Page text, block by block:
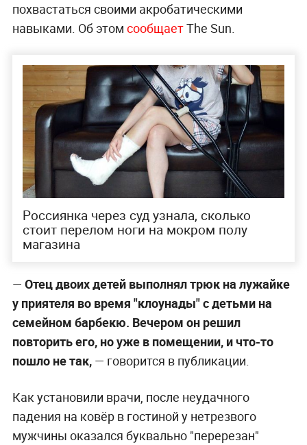
похвастаться своими акробатическими
навыками. Об этом сообщаетThe Sun.
Россиянка через суд узнала, сколько
стоит перелом ноги на мокром полу
магазина
— Отец двоих детей выполнял трюк на лужайке
у приятеля во время "клоунады" с детьми на
семейном барбекю. Вечером он решил
повторить его, но уже в помещении, и что-то
пошло не так,— говорится в публикации.
Как установили врачи, после неудачного
падения на ковёр в гостиной у нетрезвого
мужчины оказался буквально "перерезан"